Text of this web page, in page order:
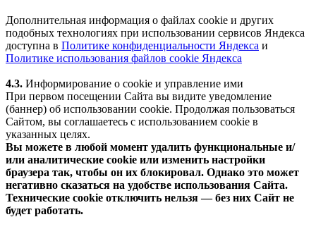
Дополнительная информация о файлах cookie и других
подобных технологиях при использовании сервисов Яндекса
доступна в Политике конфиденциальности Яндекса и
Политике использования файлов cookie Яндекса
4.3. Информирование о cookie и управление ими
При первом посещении Сайта вы видите уведомление
(баннер) об использовании cookie. Продолжая пользоваться
Сайтом, вы соглашаетесь с использованием cookie в
указанных целях.
Вы можете в любой момент удалить функциональные и/
или аналитические cookie или изменить настройки
браузера так, чтобы он их блокировал. Однако это может
негативно сказаться на удобстве использования Сайта.
Технические cookie отключить нельзя — без них Сайт не
будет работать.